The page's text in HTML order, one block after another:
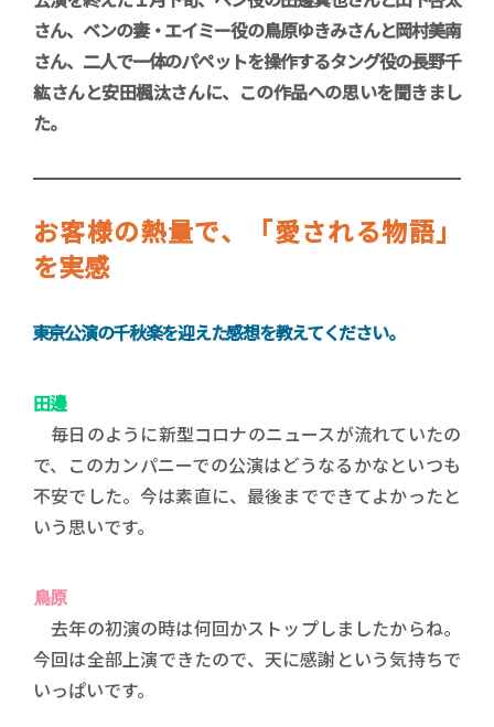
さん、ベンの妻・エイミー役の鳥原ゆきみさんと岡村美南
さん、二人で一体のパペットを操作するタング役の長野千
紘さんと安田楓汰さんに、この作品への思いを聞きまし
た。
お客様の熱量で、「愛される物語」
を実感
――東京公演の千秋楽を迎えた感想を教えてください。
田邊
毎日のように新型コロナのニュースが流れていたの
で、このカンパニーでの公演はどうなるかなといつも
不安でした。今は素直に、最後までできてよかったと
いう思いです。
鳥原
去年の初演の時は何回かストップしましたからね。
今回は全部上演できたので、天に感謝という気持ちで
いっぱいです。